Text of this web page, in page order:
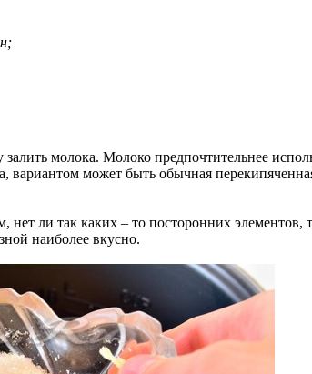
молока. Молоко предпочтительнее
вариантом может быть обычная
нет ли так каких – то посторонних
наиболее вкусно.